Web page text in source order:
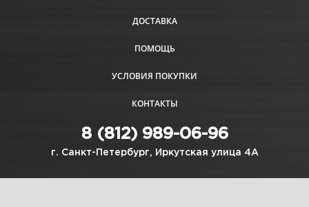
ДОСТАВКА
ПОМОЩЬ
УСЛОВИЯ ПОКУПКИ
КОНТАКТЫ
8 (812) 989-06-96
г. Санкт-Петербург, Иркутская улица 4А